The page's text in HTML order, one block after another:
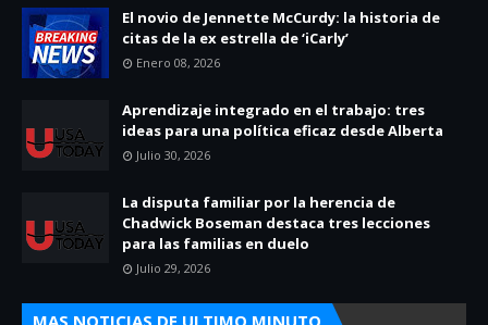
El novio de Jennette McCurdy: la historia de
citas de la ex estrella de ‘iCarly’
Enero 08, 2026
Aprendizaje integrado en el trabajo: tres
ideas para una política eficaz desde Alberta
Julio 30, 2026
La disputa familiar por la herencia de
Chadwick Boseman destaca tres lecciones
para las familias en duelo
Julio 29, 2026
MAS NOTICIAS DE ULTIMO MINUTO